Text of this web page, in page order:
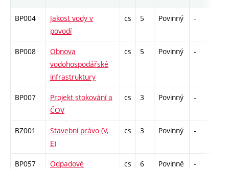
BP004
Jakost vody v
povodí
cs 5 Povinný -
BP008
Obnova
vodohospodářské
infrastruktury
cs 5 Povinný -
BP007
Projekt stokování a
ČOV
cs 3 Povinný -
BZ001
Stavební právo (V,
E)
cs 3 Povinný -
BP057
Odpadové
cs 6
Povinně
-